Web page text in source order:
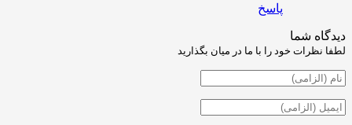
شما
خود را با ما در میان بگذارید